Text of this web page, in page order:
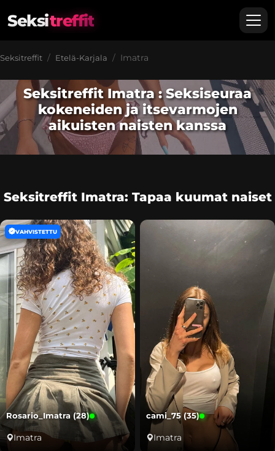
Seksitreffit
Seksitreffit Etelä-Karjala Imatra
Seksitreffit Imatra : Seksiseuraa
kokeneiden ja itsevarmojen
aikuisten naisten kanssa
Seksitreffit Imatra: Tapaa kuumat naiset
VAHVISTETTU
Rosario_Imatra (28)
Imatra
cami_75 (35)
Imatra